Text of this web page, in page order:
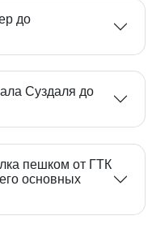
«Суздаль»
до
8 800 333-09-
Суздаля до
пешком от ГТК
основных